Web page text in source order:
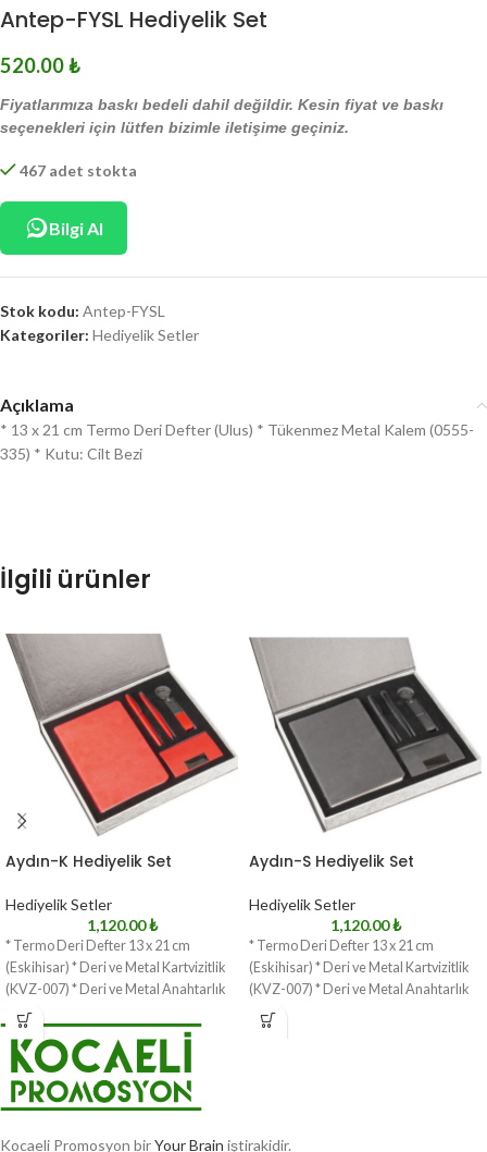
Antep-FYSL Hediyelik Set
520.00₺
Fiyatlarımıza baskı bedeli dahil değildir. Kesin fiyat ve baskı
seçenekleri için lütfen bizimle iletişime geçiniz.
467 adet stokta
Bilgi Al
Stok kodu: Antep-FYSL
Kategoriler: Hediyelik Setler
Açıklama
* 13 x 21 cm Termo Deri Defter (Ulus) * Tükenmez Metal Kalem (0555-
335) * Kutu: Cilt Bezi
İlgili ürünler
Aydın-K Hediyelik Set
Hediyelik Setler
1,120.00₺
* Termo Deri Defter 13 x 21 cm
(Eskihisar) * Deri ve Metal Kartvizitlik
(KVZ-007) * Deri ve Metal Anahtarlık
Aydın-S Hediyelik Set
Hediyelik Setler
1,120.00₺
* Termo Deri Defter 13 x 21 cm
(Eskihisar) * Deri ve Metal Kartvizitlik
(KVZ-007) * Deri ve Metal Anahtarlık
Kocaeli Promosyon birYour Brain iştirakidir.